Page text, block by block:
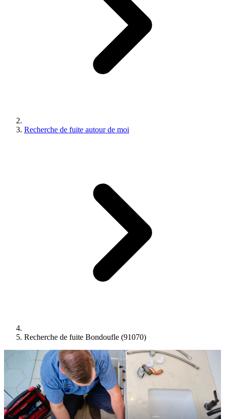
Recherche de fuite autour de moi
Recherche de fuite Bondoufle (91070)